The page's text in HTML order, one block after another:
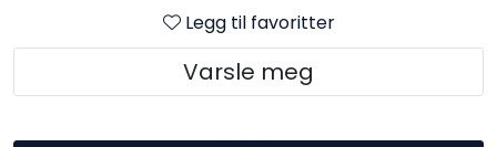
Legg til favoritter
Varsle meg